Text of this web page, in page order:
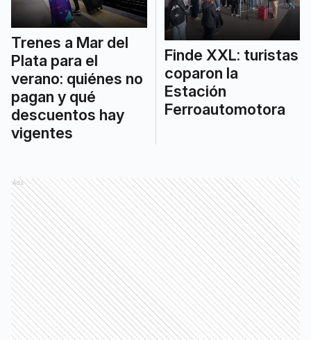
Trenes a Mar del
Plata para el
verano: quiénes no
pagan y qué
descuentos hay
vigentes
Finde XXL: turistas
coparon la
Estación
Ferroautomotora
Ads